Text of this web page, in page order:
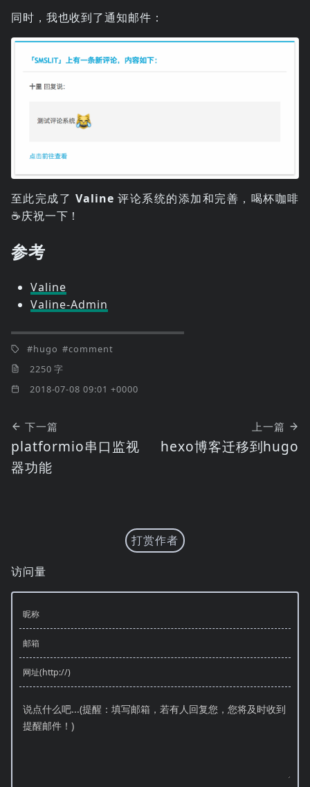
同时，我也收到了通知邮件：
至此完成了 Valine 评论系统的添加和完善，喝杯咖啡
☕️庆祝一下！
参考
Valine
Valine-Admin
hugo
comment
2250 字
2018-07-08 09:01 +0000
下一篇
platformio串口监视
器功能
上一篇
hexo博客迁移到hugo
打赏作者
访问量